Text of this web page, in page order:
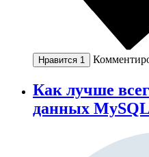
Нравится 1
Как лучше
данных